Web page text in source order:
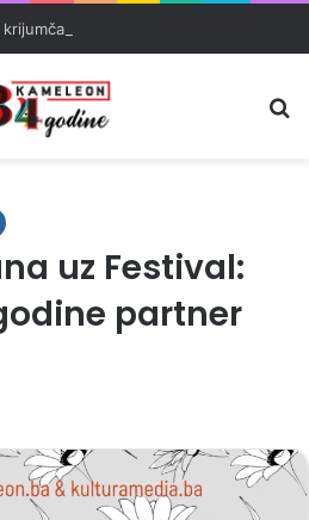
uz Festival:
partner